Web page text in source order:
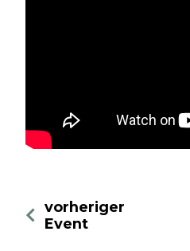
vorheriger
Event